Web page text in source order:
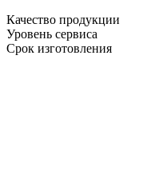
Качество продукции
Уровень сервиса
Срок изготовления